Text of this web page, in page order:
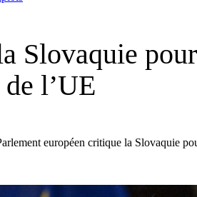
Slovaquie
l’UE
européen critique la Slovaquie